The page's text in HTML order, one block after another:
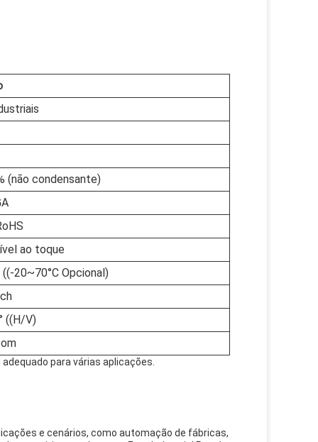
(não condensante)
ao toque
20~70°C Opcional)
((H/V)
para várias aplicações.
e cenários, como automação de fábricas,